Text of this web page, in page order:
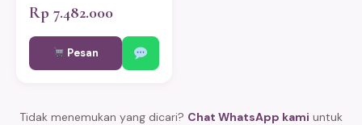
produk pilihan berkualitas.
Fitri keluarga, relasi kantor,
dan mitra bisnis. Bisa
custom sesuai kebutuhan.
Bogor, dan Tangerang.
Rp 7.482.000
Pesan
Tidak menemukan yang dicari? Chat WhatsApp kami untuk